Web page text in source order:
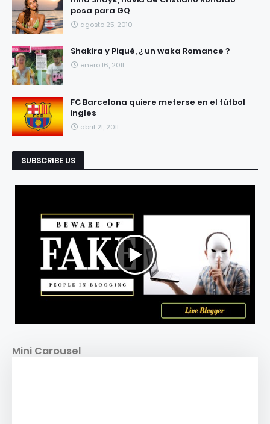
posa para GQ
agosto 25, 2010
Shakira y Piqué, ¿ un waka Romance ?
enero 16, 2011
FC Barcelona quiere meterse en el fútbol
ingles
abril 21, 2011
SUBSCRIBE US
Mini Carousel